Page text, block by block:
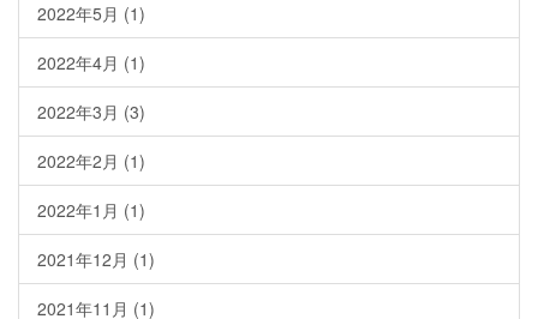
2022年5月 (1)
2022年4月 (1)
2022年3月 (3)
2022年2月 (1)
2022年1月 (1)
2021年12月 (1)
2021年11月 (1)